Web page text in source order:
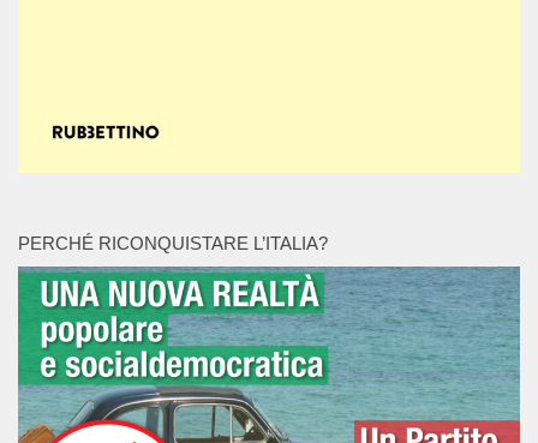
PERCHÉ RICONQUISTARE L’ITALIA?